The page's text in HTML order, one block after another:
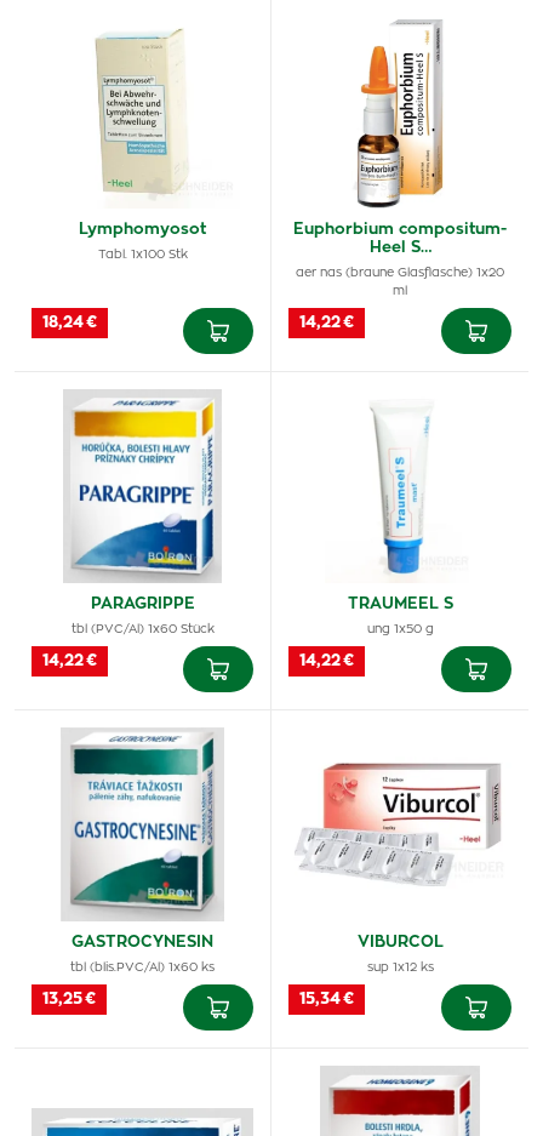
Lymphomyosot
Tabl. 1x100 Stk
18,24 €
Euphorbium compositum-
Heel S…
aer nas (braune Glasflasche) 1x20
ml
14,22 €
PARAGRIPPE
tbl (PVC/Al) 1x60 Stück
14,22 €
TRAUMEEL S
ung 1x50 g
14,22 €
GASTROCYNESIN
tbl (blis.PVC/Al) 1x60 ks
13,25 €
VIBURCOL
sup 1x12 ks
15,34 €